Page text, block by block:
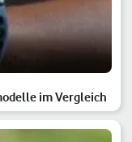
im Vergleich